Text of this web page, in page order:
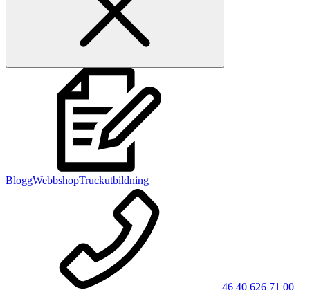
BloggWebbshopTruckutbildning
+46 40 626 71 00